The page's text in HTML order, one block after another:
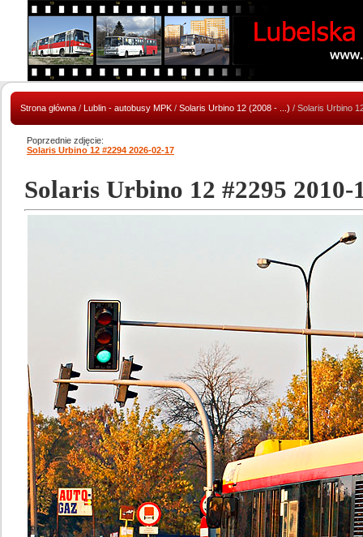
Strona główna / Lublin - autobusy MPK / Solaris Urbino 12 (2008 - ...) / Solaris Urbino
Poprzednie zdjęcie:
Solaris Urbino 12 #2294 2026-02-17
Solaris Urbino 12 #2295 2010-